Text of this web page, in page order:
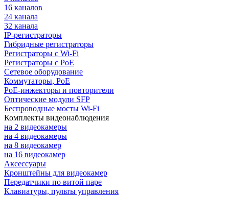
16 каналов
24 канала
32 канала
IP-регистраторы
Гибридные регистраторы
Регистраторы с Wi-Fi
Регистраторы с PoE
Сетевое оборудование
Коммутаторы, PoE
PoE-инжекторы и повторители
Оптические модули SFP
Беспроводные мосты Wi-Fi
Комплекты видеонаблюдения
на 2 видеокамеры
на 4 видеокамеры
на 8 видеокамер
на 16 видеокамер
Аксессуары
Кронштейны для видеокамер
Передатчики по витой паре
Клавиатуры, пульты управления